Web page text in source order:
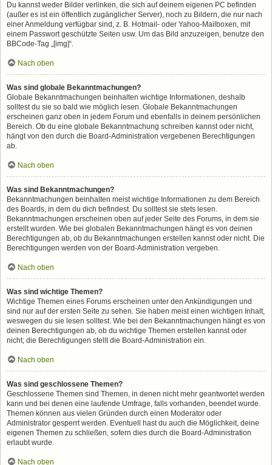
Du kannst weder Bilder verlinken, die sich auf deinem eigenen PC befinden
(außer es ist ein öffentlich zugänglicher Server), noch zu Bildern, die nur nach
einer Anmeldung verfügbar sind, z. B. Hotmail- oder Yahoo-Mailboxen, mit
einem Passwort geschützte Seiten usw. Um das Bild anzuzeigen, benutze den
BBCode-Tag „[img]“.
Nach oben
Was sind globale Bekanntmachungen?
Globale Bekanntmachungen beinhalten wichtige Informationen, deshalb
solltest du sie so bald wie möglich lesen. Globale Bekanntmachungen
erscheinen ganz oben in jedem Forum und ebenfalls in deinem persönlichen
Bereich. Ob du eine globale Bekanntmachung schreiben kannst oder nicht,
hängt von den durch die Board-Administration vergebenen Berechtigungen
ab.
Nach oben
Was sind Bekanntmachungen?
Bekanntmachungen beinhalten meist wichtige Informationen zu dem Bereich
des Boards, in dem du dich befindest. Du solltest sie stets lesen.
Bekanntmachungen erscheinen oben auf jeder Seite des Forums, in dem sie
erstellt wurden. Wie bei globalen Bekanntmachungen hängt es von deinen
Berechtigungen ab, ob du Bekanntmachungen erstellen kannst oder nicht. Die
Berechtigungen werden von der Board-Administration vergeben.
Nach oben
Was sind wichtige Themen?
Wichtige Themen eines Forums erscheinen unter den Ankündigungen und
sind nur auf der ersten Seite zu sehen. Sie haben meist einen wichtigen Inhalt,
weswegen du sie lesen solltest. Wie bei den Bekanntmachungen hängt es von
deinen Berechtigungen ab, ob du wichtige Themen erstellen kannst oder
nicht; die Berechtigungen stellt die Board-Administration ein.
Nach oben
Was sind geschlossene Themen?
Geschlossene Themen sind Themen, in denen nicht mehr geantwortet werden
kann und bei denen eine laufende Umfrage, falls vorhanden, beendet wurde.
Themen können aus vielen Gründen durch einen Moderator oder
Administrator gesperrt werden. Eventuell hast du auch die Möglichkeit, deine
eigenen Themen zu schließen, sofern dies durch die Board-Administration
erlaubt wurde.
Nach oben